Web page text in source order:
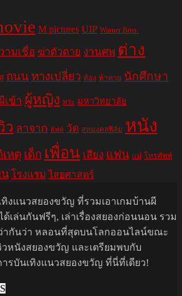
M pictures UIP Warner Bros.
ามเชื่อ ฆ่าตัวตาย งานศพ ต่าง
ถนนทางเปลี่ยว ท้อง ท้าทาย นักศึกษา
เข้า ผู้หญิง พระ มหาวิทยาลัย
ว ลาจาก ลิฟท์ วัด สหมงคลฟิล์ม หนัง
หตุ เด็ก เพื่อน เสียง แฟน แม่ โทรศัพท์
น โรงแรม ไสยศาสตร์
ทิงแนวสยองขวัญ ที่รวมเอาเกมบ้านผี
เล่นกันฟรีๆ, เล่าเรื่องสยองก่อนนอน รวม
ากันว่า หลอนที่สุดบนโลกออนไลน์ขณะ
หนังสยองขวัญ และเตรียมพบกับ
ารบันเทิงแนวสยองขวัญ ที่นี่ที่เดียว!